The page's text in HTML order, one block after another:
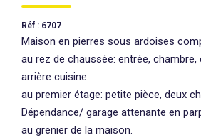
Réf : 6707
Maison en pierres sous ardoises
au rez de chaussée: entrée, chambre,
arrière cuisine.
au premier étage: petite pièce, deux
Dépendance/ garage attenante en
au grenier de la maison.